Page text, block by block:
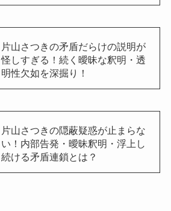
片山さつきの矛盾だらけの説明が
怪しすぎる！続く曖昧な釈明・透
明性欠如を深掘り！
片山さつきの隠蔽疑惑が止まらな
い！内部告発・曖昧釈明・浮上し
続ける矛盾連鎖とは？